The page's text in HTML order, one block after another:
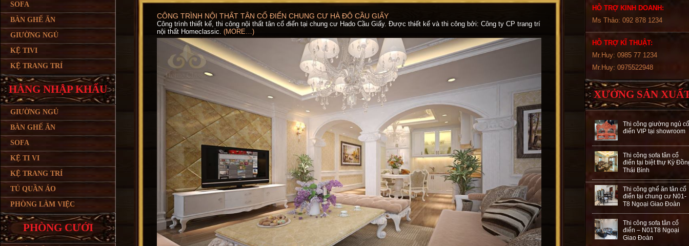
SOFA
BÀN GHẾ ĂN
GIƯỜNG NGỦ
KỆ TIVI
KỆ TRANG TRÍ
HÀNG NHẬP KHẨU
GIƯỜNG NGỦ
BÀN GHẾ ĂN
SOFA
KỆ TI VI
KỆ TRANG TRÍ
TỦ QUẦN ÁO
PHÒNG LÀM VIỆC
PHÒNG CƯỚI
CÔNG TRÌNH NỘI THẤT TÂN CỔ ĐIỂN CHUNG CƯ HÀ ĐÔ CẦU GIẤY
Công trình thiết kế, thi công nội thất tân cổ điển tại chung cư Hado Cầu Giấy. Được thiết kế và thi công bởi: Công ty CP trang trí
nội thất Homeclassic. (MORE…)
HỖ TRỢ KINH DOANH:
Ms Thảo: 092 878 1234
HỖ TRỢ KĨ THUẬT:
Mr.Huy: 0985 77 1234
Mr.Huy: 0975522948
XƯỞNG SẢN
Thi công giường ngủ cổ
điển VIP tại showroom
Thi công sofa tân cổ
điển tại biệt thự Kỳ
Thái Bình
Thi công ghế ăn tân cổ
điển tại chung cư N01-
T8 Ngoại Giao Đoàn
Thi công sofa tân cổ
điển – N01T8 Ngoại
Giao Đoàn